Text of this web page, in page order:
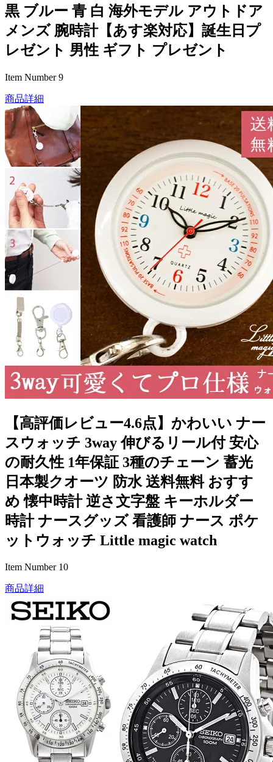
黒 ブルー 青 白 海外モデル アウトドア
メンズ 腕時計【あす楽対応】誕生日プ
レゼント 男性 ギフト プレゼント
Item Number 9
商品詳細
【高評価レビュー4.6点】かわいい ナー
スウォッチ 3way 伸びるリール付 安心
の耐久性 1年保証 3種のチェーン 蓄光
日本製クオーツ 防水 送料無料 おすす
め 懐中時計 逆さ文字盤 キーホルダー
時計 ナースグッズ 看護師 ナース ポケ
ットウォッチ Little magic watch
Item Number 10
商品詳細